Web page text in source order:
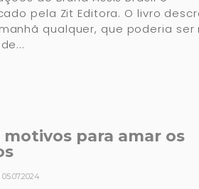
pela Zit Editora. O livro
qualquer, que poderia ser
motivos para amar os